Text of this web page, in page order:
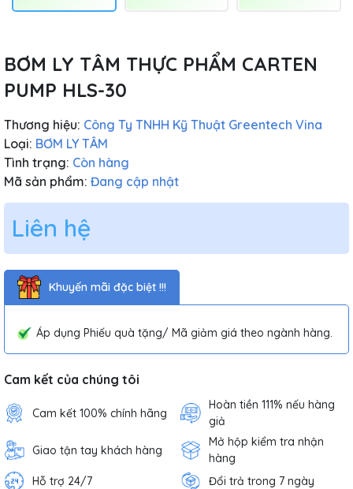
BƠM LY TÂM THỰC PHẨM CARTEN
PUMP HLS-30
Thương hiệu: Công Ty TNHH Kỹ Thuật Greentech Vina
Loại: BƠM LY TÂM
Tình trạng: Còn hàng
Mã sản phẩm: Đang cập nhật
Liên hệ
Khuyến mãi đặc biệt !!!
Áp dụng Phiếu quà tặng/ Mã giảm giá theo ngành hàng.
Cam kết của chúng tôi
Cam kết 100% chính hãng
Hoàn tiền 111% nếu hàng
giả
Giao tận tay khách hàng
Mở hộp kiểm tra nhận
hàng
Hỗ trợ 24/7
Đổi trả trong 7 ngày